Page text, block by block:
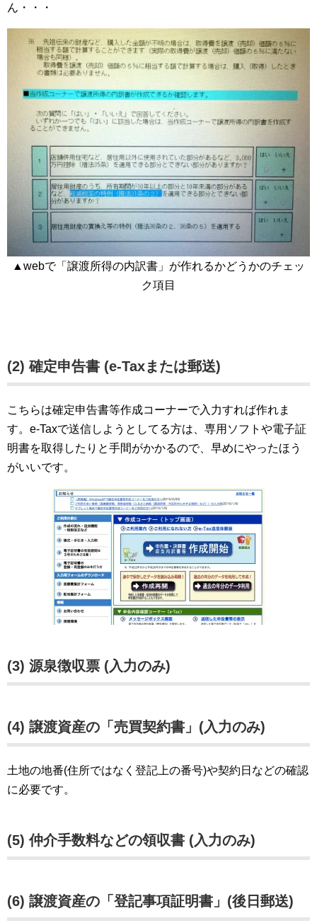
ん・・・
▲webで「譲渡所得の内訳書」が作れるかどうかのチェッ
ク項目
(2) 確定申告書 (e-Taxまたは郵送)
こちらは確定申告書等作成コーナーで入力すれば作れま
す。e-Taxで送信しようとしてる方は、専用ソフトや電子証
明書を取得したりと手間がかかるので、早めにやったほう
がいいです。
(3) 源泉徴収票 (入力のみ)
(4) 譲渡資産の「売買契約書」(入力のみ)
土地の地番(住所ではなく登記上の番号)や契約日などの確認
に必要です。
(5) 仲介手数料などの領収書 (入力のみ)
(6) 譲渡資産の「登記事項証明書」(後日郵送)